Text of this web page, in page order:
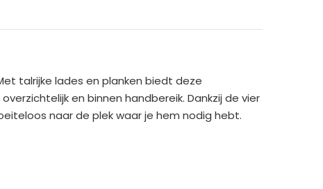
talrijke lades en planken biedt deze
en binnen handbereik. Dankzij de vier
naar de plek waar je hem nodig hebt.